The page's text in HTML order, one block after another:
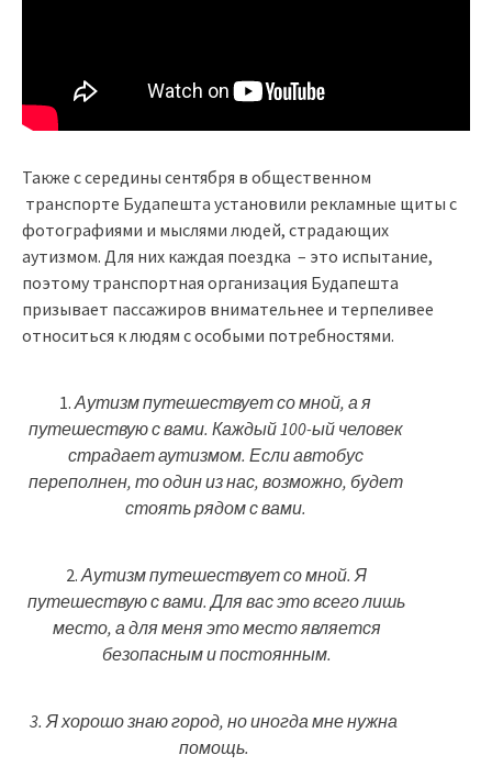
Также с середины сентября в общественном
транспорте Будапешта установили рекламные щиты с
фотографиями и мыслями людей, страдающих
аутизмом. Для них каждая поездка – это испытание,
поэтому транспортная организация Будапешта
призывает пассажиров внимательнее и терпеливее
относиться к людям с особыми потребностями.
1. Аутизм путешествует со мной, а я
путешествую с вами. Каждый 100-ый человек
страдает аутизмом. Если автобус
переполнен, то один из нас, возможно, будет
стоять рядом с вами.
2. Аутизм путешествует со мной. Я
путешествую с вами. Для вас это всего лишь
место, а для меня это место является
безопасным и постоянным.
3. Я хорошо знаю город, но иногда мне нужна
помощь.